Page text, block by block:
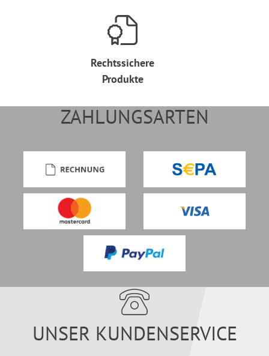
Rechtssichere
Produkte
ZAHLUNGSARTEN
UNSER KUNDENSERVICE